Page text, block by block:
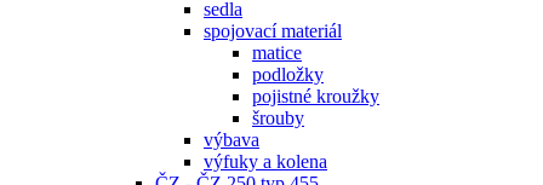
sedla
spojovací materiál
matice
podložky
pojistné kroužky
šrouby
výbava
výfuky a kolena